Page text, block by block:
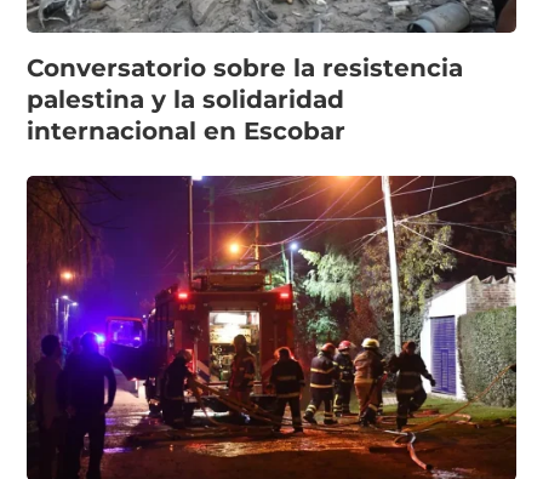
Conversatorio sobre la resistencia
palestina y la solidaridad
internacional en Escobar